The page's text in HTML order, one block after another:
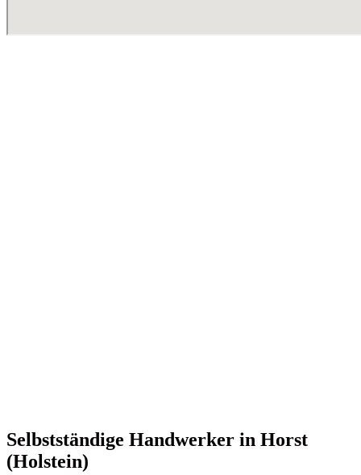
Selbstständige Handwerker in Horst
(Holstein)